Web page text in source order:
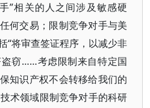
”相关的人之间涉及敏感硬
何交易；限制竞争对手与美
“将审查签证程序，以减少非
窃……考虑限制来自特定国
知识产权不会转移给我们的
术领域限制竞争对手的科研